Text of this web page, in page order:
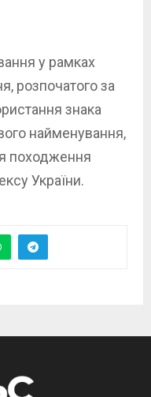
у рамках
розпочатого за
знака
найменування,
походження
України.